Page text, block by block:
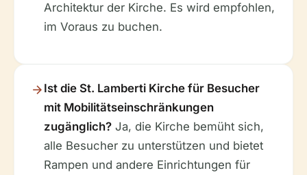
Architektur der Kirche. Es wird empfohlen,
im Voraus zu buchen.
Ist die St. Lamberti Kirche für Besucher
mit Mobilitätseinschränkungen
zugänglich? Ja, die Kirche bemüht sich,
alle Besucher zu unterstützen und bietet
Rampen und andere Einrichtungen für